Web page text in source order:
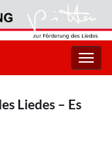
Liedes – Es